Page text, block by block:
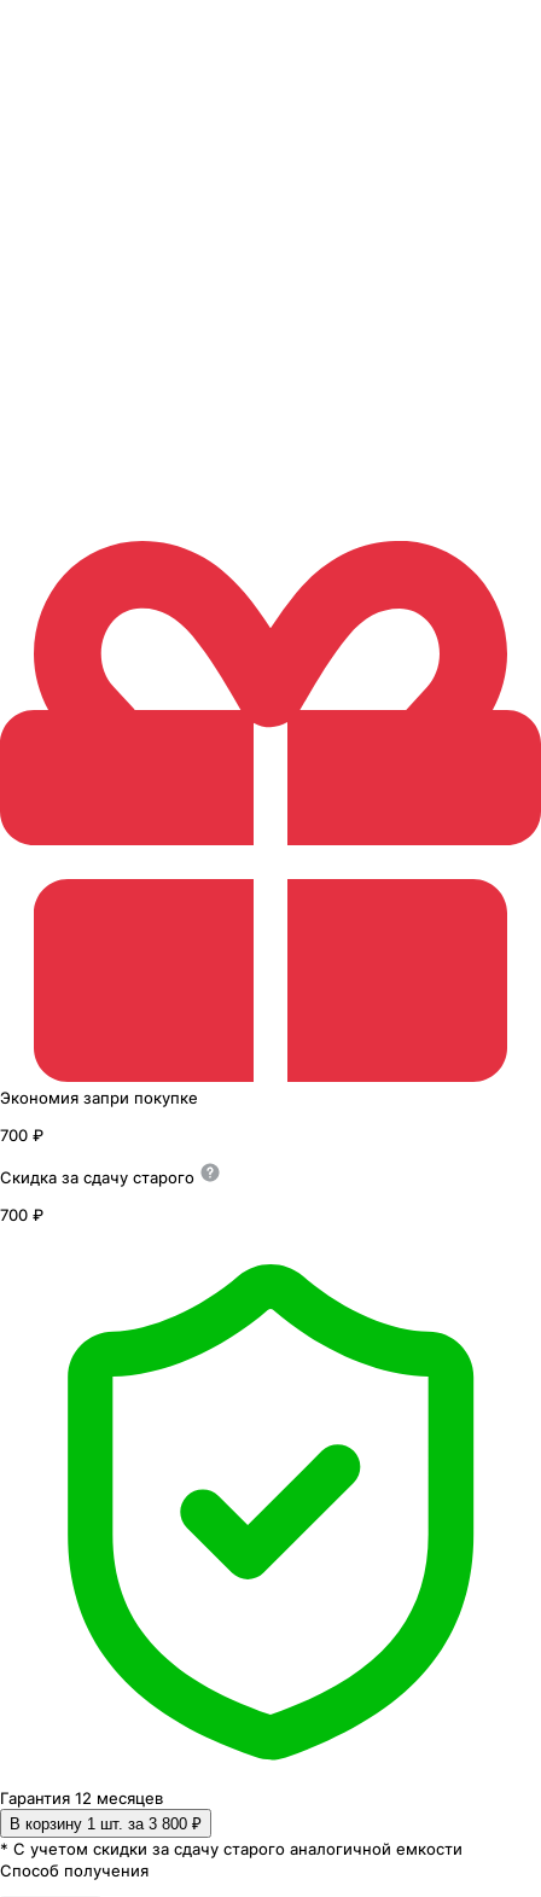
Экономия запри покупке
700 ₽
Скидка за сдачу старого
700 ₽
Гарантия 12 месяцев
В корзину 1 шт. за 3 800 ₽
* С учетом скидки за сдачу старого аналогичной емкости
Способ получения